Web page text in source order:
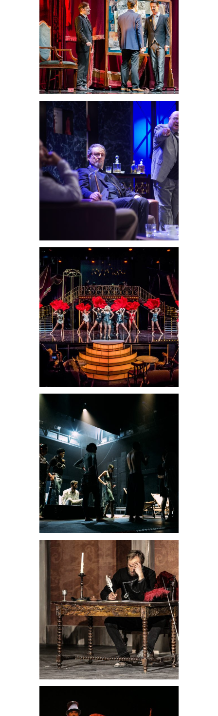
Sherlock
Holmes y el
destripador
Y no quedara
ninguno
Teatrales
Rouge
Fantastic
Love
Teatrales
El funeral de
los necios
Teatrales
La dama
duende
Teatrales